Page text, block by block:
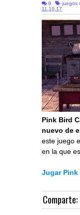
9 juegos
11.10.17
Pink Bird
nuevo de
este juego
en la que
Jugar Pink
Comparte: